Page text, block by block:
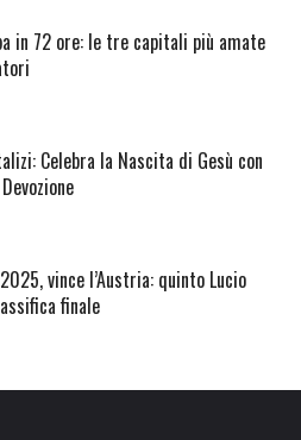
in 72 ore: le tre capitali più amate
Celebra la Nascita di Gesù con
vince l’Austria: quinto Lucio
finale